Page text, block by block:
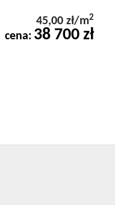
Kontakt
45,00 zł/m2
cena: 38 700 zł